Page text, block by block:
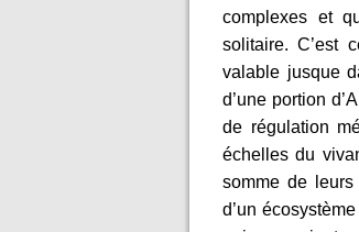
complexes et
solitaire. C’est
valable jusque
d’une portion
de régulation
échelles du
somme de leurs
d’un